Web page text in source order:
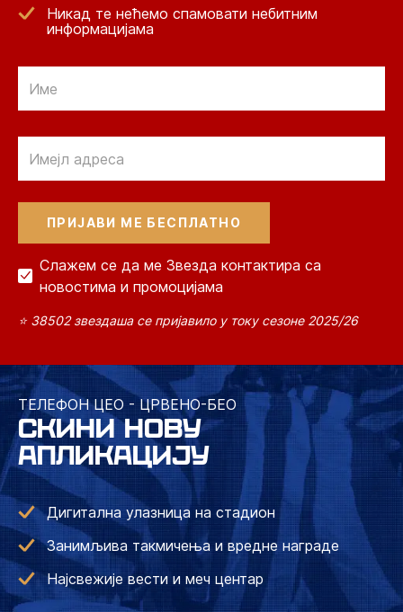
Никад те нећемо спамовати небитним
информацијама
Слажем се да ме Звезда контактира са
новостима и промоцијама
⭐ 38502 звездаша се пријавило у току сезоне 2025/26
ТЕЛЕФОН ЦЕО - ЦРВЕНО-БЕО
СКИНИ НОВУ
АПЛИКАЦИЈУ
Дигитална улазница на стадион
Занимљива такмичења и вредне награде
Најсвежије вести и меч центар